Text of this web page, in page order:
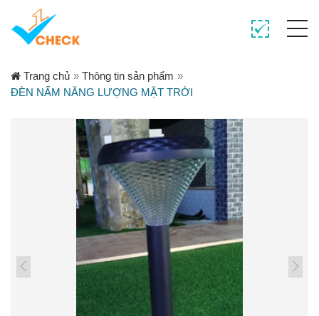
Trang chủ » Thông tin sản phẩm »
ĐÈN NẤM NĂNG LƯỢNG MẶT TRỜI